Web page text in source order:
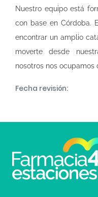
Nuestro equipo está
con base en Córdoba.
encontrar un amplio
moverte desde
nosotros nos ocupamos
Fecha revisión: